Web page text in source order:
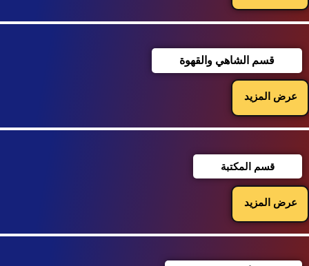
قسم الشاهي والقهوة
عرض المزيد
قسم المكتبة
عرض المزيد